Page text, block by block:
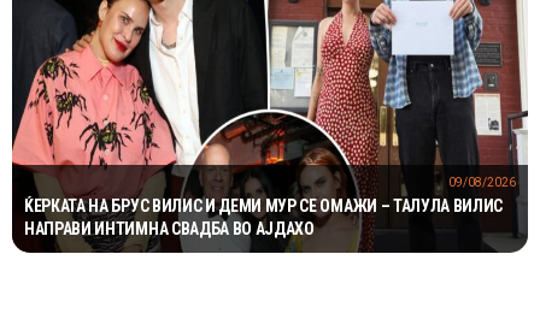
ЌЕРКАТА НА БРУС ВИЛИС И ДЕМИ МУР СЕ ОМАЖИ – ТАЛУЛА ВИЛИС
НАПРАВИ ИНТИМНА СВАДБА ВО АЈДАХО
09/08/2026